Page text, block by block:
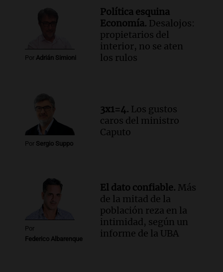
El Tesoro Nacional captura 12
billones de pesos y genera excedente de
liquidez de 4 billones
Episodios
Panorama Federal
Episodios
Audio.Tormentas y filtraciones: "El
agua entra por donde menos
imaginamos"
Por Adrián Simioni
Política esquina
Economía. Desalojos:
propietarios del
interior, no se aten
los rulos
Por Sergio Suppo
3x1=4. Los gustos
caros del ministro
Caputo
Por
Federico Albarenque
El dato confiable. Más
de la mitad de la
población reza en la
intimidad, según un
informe de la UBA